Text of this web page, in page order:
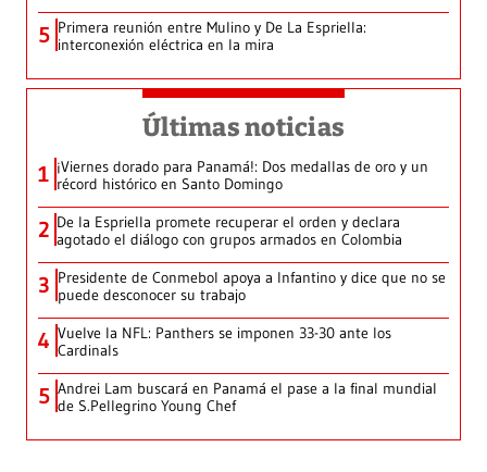
5 Primera reunión entre Mulino y De La Espriella:
interconexión eléctrica en la mira
Últimas noticias
1 ¡Viernes dorado para Panamá!: Dos medallas de oro y un
récord histórico en Santo Domingo
2 De la Espriella promete recuperar el orden y declara
agotado el diálogo con grupos armados en Colombia
3 Presidente de Conmebol apoya a Infantino y dice que no se
puede desconocer su trabajo
4 Vuelve la NFL: Panthers se imponen 33-30 ante los
Cardinals
5 Andrei Lam buscará en Panamá el pase a la final mundial
de S.Pellegrino Young Chef